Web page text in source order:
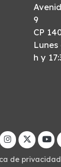
9
CP
Lunes
h y
de privacidad